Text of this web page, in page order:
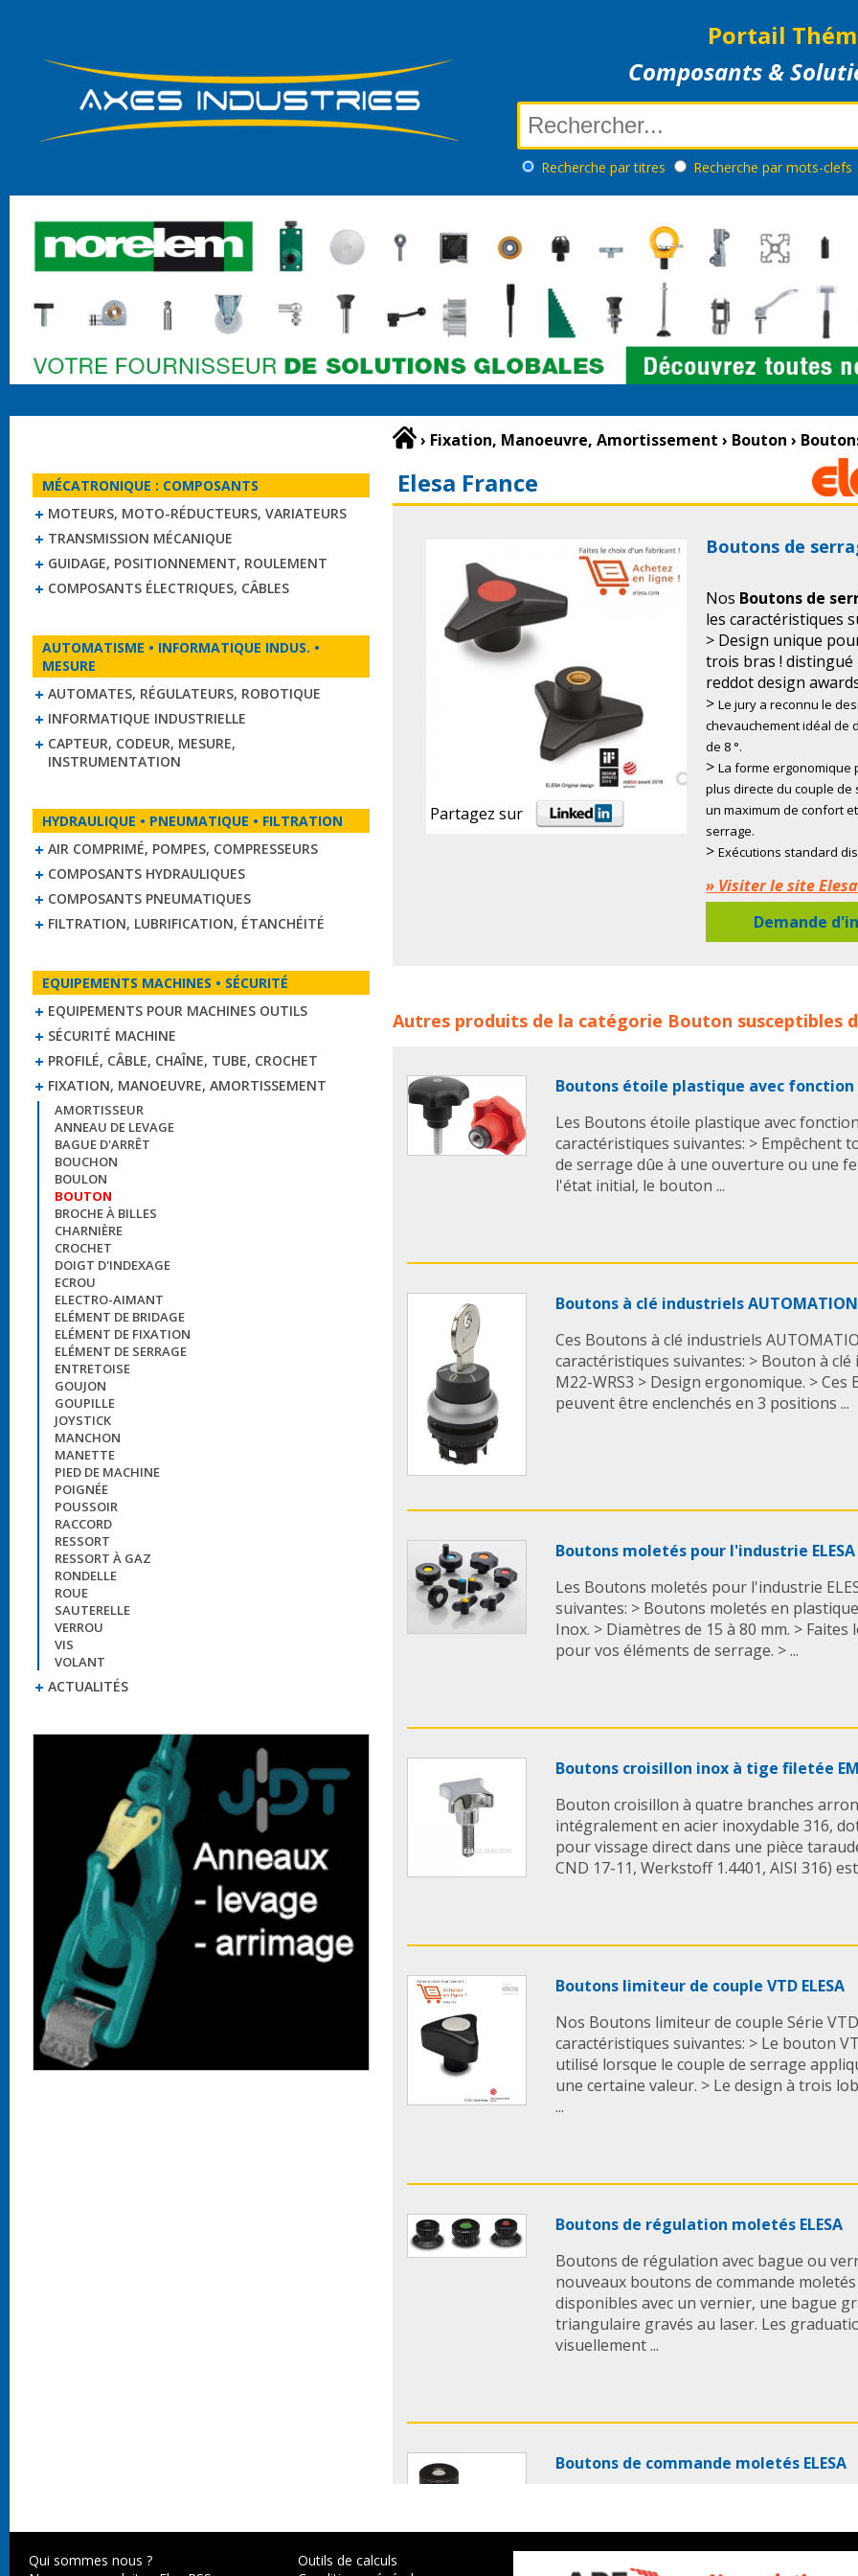
Portail
Composants &
Recherche par titres Recherche par mots-clefs
MÉCATRONIQUE : COMPOSANTS
MOTEURS, MOTO-RÉDUCTEURS, VARIATEURS
TRANSMISSION MÉCANIQUE
GUIDAGE, POSITIONNEMENT, ROULEMENT
COMPOSANTS ÉLECTRIQUES, CÂBLES
AUTOMATISME • INFORMATIQUE INDUS. •
MESURE
AUTOMATES, RÉGULATEURS, ROBOTIQUE
INFORMATIQUE INDUSTRIELLE
CAPTEUR, CODEUR, MESURE,
INSTRUMENTATION
HYDRAULIQUE • PNEUMATIQUE • FILTRATION
AIR COMPRIMÉ, POMPES, COMPRESSEURS
COMPOSANTS HYDRAULIQUES
COMPOSANTS PNEUMATIQUES
FILTRATION, LUBRIFICATION, ÉTANCHÉITÉ
EQUIPEMENTS MACHINES • SÉCURITÉ
EQUIPEMENTS POUR MACHINES OUTILS
SÉCURITÉ MACHINE
PROFILÉ, CÂBLE, CHAÎNE, TUBE, CROCHET
FIXATION, MANOEUVRE, AMORTISSEMENT
AMORTISSEUR
ANNEAU DE LEVAGE
BAGUE D'ARRÊT
BOUCHON
BOULON
BOUTON
BROCHE À BILLES
CHARNIÈRE
CROCHET
DOIGT D'INDEXAGE
ECROU
ELECTRO-AIMANT
ELÉMENT DE BRIDAGE
ELÉMENT DE FIXATION
ELÉMENT DE SERRAGE
ENTRETOISE
GOUJON
GOUPILLE
JOYSTICK
MANCHON
MANETTE
PIED DE MACHINE
POIGNÉE
POUSSOIR
RACCORD
RESSORT
RESSORT À GAZ
RONDELLE
ROUE
SAUTERELLE
VERROU
VIS
VOLANT
ACTUALITÉS
› Fixation, Manoeuvre, Amortissement › Bouton ›
Elesa France
Partagez sur
Boutons de
Nos Boutons de
les caractéristiques
> Design unique
trois bras !
reddot design
>Le jury a reconnu le
chevauchement idéal de
de 8 °.
>La forme ergonomique
plus directe du couple
un maximum de confort
serrage.
>Exécutions standard
VB.839-B: douille en
VB.839-SST: douille en
En savoir + :
» Visiter le site
Demande
volants volantvolant à trois bras serragefixation
Autres produits de la catégorie Bouton susceptibles
Boutons étoile plastique avec
Les Boutons étoile plastique avec
caractéristiques suivantes: > Empêchent
de serrage dûe à une ouverture ou une
l'état initial, le bouton ...
Boutons à clé industriels
Ces Boutons à clé industriels
caractéristiques suivantes: > Bouton à
M22-WRS3 > Design ergonomique. >
peuvent être enclenchés en 3 positions ...
Boutons moletés pour l'industrie ELESA
Les Boutons moletés pour l'industrie
suivantes: > Boutons moletés en
Inox. > Diamètres de 15 à 80 mm. >
pour vos éléments de serrage. > ...
Boutons croisillon inox à tige filetée
Bouton croisillon à quatre branches
intégralement en acier inoxydable 316,
pour vissage direct dans une pièce
CND 17-11, Werkstoff 1.4401, AISI 316)
Boutons limiteur de couple VTD ELESA
Nos Boutons limiteur de couple Série
caractéristiques suivantes: > Le bouton
utilisé lorsque le couple de serrage
une certaine valeur. > Le design à trois
...
Boutons de régulation moletés ELESA
Boutons de régulation avec bague ou
nouveaux boutons de commande
disponibles avec un vernier, une bague
triangulaire gravés au laser. Les
visuellement ...
Boutons de commande moletés ELESA
Ce type de manoeuvres requiert
Qui sommes nous ?
Outils de calculs